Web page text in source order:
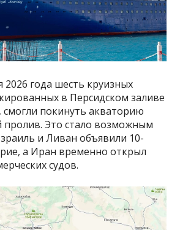
2026 года шесть круизных
в Персидском заливе
смогли покинуть акваторию
пролив. Это стало возможным
и Ливан объявили 10-
а Иран временно открыл
судов.